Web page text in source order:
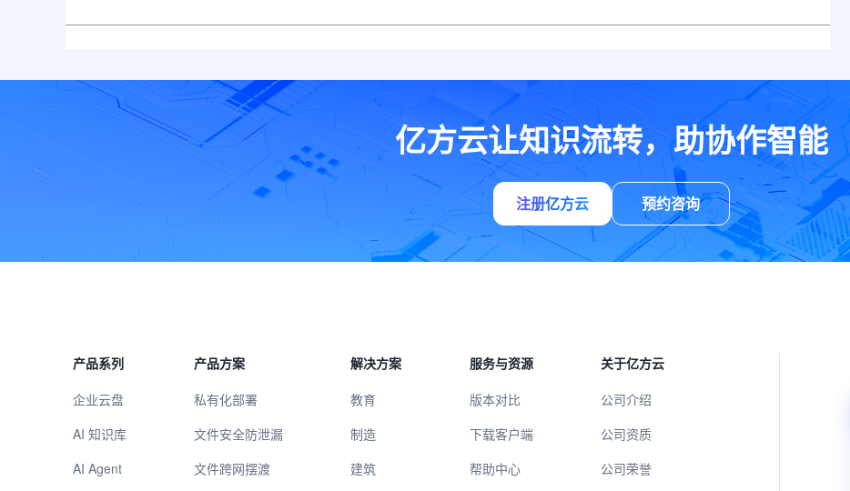
亿方云让知识流转，助协作智能
注册亿方云 预约咨询
产品系列
企业云盘
AI 知识库
AI Agent
产品方案
私有化部署
文件安全防泄漏
文件跨网摆渡
解决方案
教育
制造
建筑
服务与资源
版本对比
下载客户端
帮助中心
关于亿方云
公司介绍
公司资质
公司荣誉